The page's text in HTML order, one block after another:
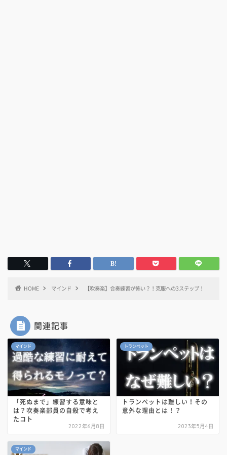
HOME マインド 【吹奏楽】合奏練習が怖い？！克服への3ステップ！
関連記事
マインド
「死ぬまで」練習する意味と
は？吹奏楽部員の自殺で考え
たコト
2022年6月8日
トランペット
トランペットは難しい！その
意外な理由とは！？
2023年5月4日
マインド